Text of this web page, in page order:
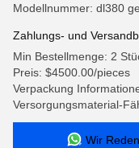
Modellnummer: dl380
Zahlungs- und
Min Bestellmenge: 2
Preis: $4500.00/pieces
Verpackung
Versorgungsmaterial-
Wir